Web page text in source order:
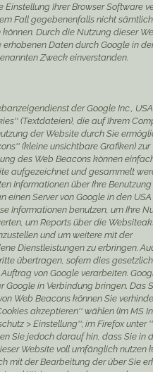
Ihrer Browser Software
Fall gegebenenfalls nicht
Durch die Nutzung dieser
Daten durch Google in
Zweck einverstanden.
der Google Inc., USA
(Textdateien), die auf Ihrem
der Website durch Sie
(kleine unsichtbare Grafiken) zur
des Web Beacons können
aufgezeichnet und gesammelt
Informationen über Ihre
einen Server von Google in den USA
Informationen benutzen, um Ihre
um Reports über die
und um weitere mit der
Dienstleistungen zu erbringen.
übertragen, sofern dies gesetzlich
von Google verarbeiten.
Google in Verbindung bringen. Das
Web Beacons können Sie
akzeptieren'' wählen (Im MS
> Einstellung''; im Firefox unter
Sie jedoch darauf hin, dass Sie in
Website voll umfänglich nutzen
mit der Bearbeitung der über Sie